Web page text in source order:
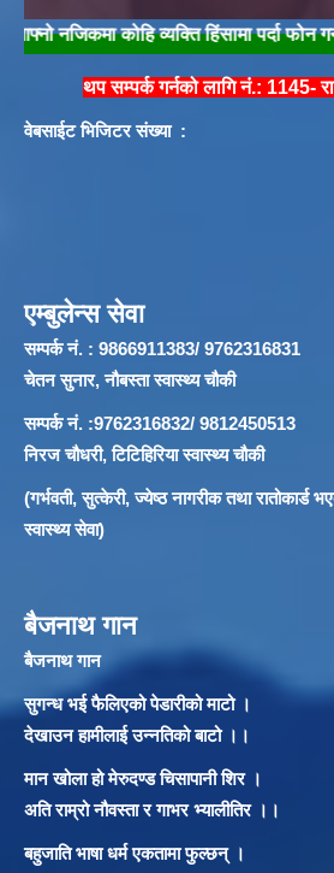
कोहि व्यक्ति हिंसामा पर्दा फोन गर्न
थप सम्पर्क गर्नको लागि नं.: 1145-
वेबसाईट भिजिटर संख्या :
एम्बुलेन्स सेवा
सम्पर्क नं. : 9866911383/ 9762316831
चेतन सुनार, नौबस्ता स्वास्थ्य चौकी
सम्पर्क नं. :9762316832/ 9812450513
निरज चौधरी, टिटिहिरिया स्वास्थ्य चौकी
(गर्भवती, सुत्केरी, ज्येष्ठ नागरीक तथा रातोकार्ड
स्वास्थ्य सेवा)
बैजनाथ गान
बैजनाथ गान
सुगन्ध भई फैलिएको पेडारीको माटो ।
देखाउन हामीलाई उन्नतिको बाटो ।।
मान खोला हो मेरुदण्ड चिसापानी शिर ।
अति राम्रो नौवस्ता र गाभर भ्यालीतिर ।।
बहुजाति भाषा धर्म एकतामा फुल्छन् ।